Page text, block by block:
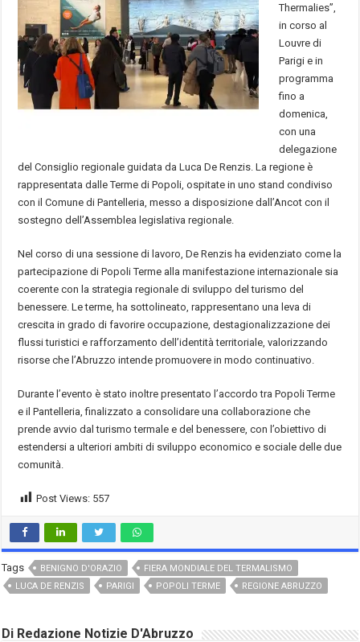
Thermalies”,
in corso al
Louvre di
Parigi e in
programma
fino a
domenica,
con una
delegazione
del Consiglio regionale guidata da Luca De Renzis. La regione è
rappresentata dalle Terme di Popoli, ospitate in uno stand condiviso
con il Comune di Pantelleria, messo a disposizione dall’Ancot con il
sostegno dell’Assemblea legislativa regionale.
Nel corso di una sessione di lavoro, De Renzis ha evidenziato come la
partecipazione di Popoli Terme alla manifestazione internazionale sia
coerente con la strategia regionale di sviluppo del turismo del
benessere. Le terme, ha sottolineato, rappresentano una leva di
crescita in grado di favorire occupazione, destagionalizzazione dei
flussi turistici e rafforzamento dell’identità territoriale, valorizzando
risorse che l’Abruzzo intende promuovere in modo continuativo.
Durante l’evento è stato inoltre presentato l’accordo tra Popoli Terme
e il Pantelleria, finalizzato a consolidare una collaborazione che
prende avvio dal turismo termale e del benessere, con l’obiettivo di
estendersi a ulteriori ambiti di sviluppo economico e sociale delle due
comunità.
Post Views: 557
Tags BENIGNO D'ORAZIO
FIERA MONDIALE DEL TERMALISMO
LUCA DE RENZIS
PARIGI POPOLI TERME REGIONE ABRUZZO
Di Redazione Notizie D'Abruzzo